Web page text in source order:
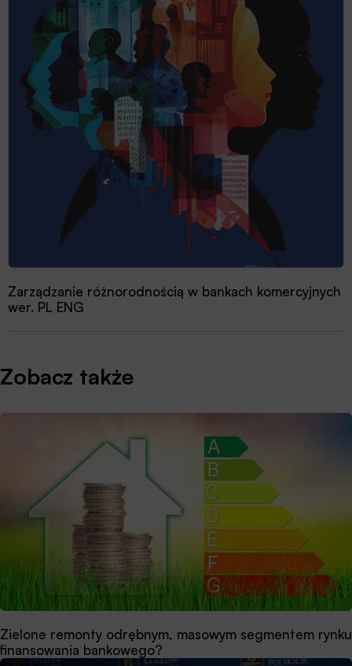
Zarządzanie różnorodnością w bankach komercyjnych
wer. PL ENG
Zobacz także
Zielone remonty odrębnym, masowym segmentem rynku
finansowania bankowego?